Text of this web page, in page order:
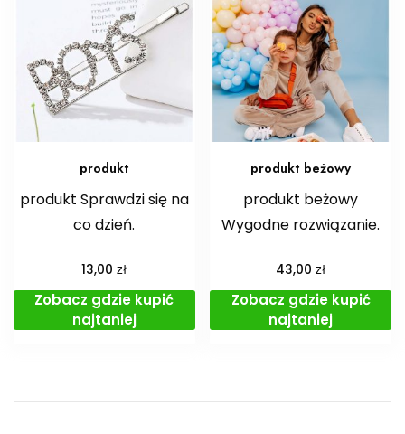
produkt
produkt Sprawdzi się na
co dzień.
13,00zł
Zobacz gdzie kupić
najtaniej
produkt beżowy
produkt beżowy
Wygodne rozwiązanie.
43,00zł
Zobacz gdzie kupić
najtaniej